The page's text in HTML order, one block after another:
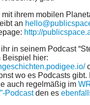
mit ihrem mobilen
an
http://
in seinem Podcast
Beispiel hier:
wo es Podcasts gibt.
auch regelmäßig im
Podcastden es